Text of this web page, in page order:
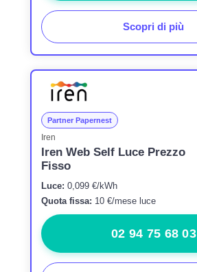
Scopri di più
Partner Papernest
Iren
Iren Web Self Luce Prezzo
Fisso
Luce: 0,099 €/kWh
Quota fissa: 10 €/mese luce
02 94 75 68 03